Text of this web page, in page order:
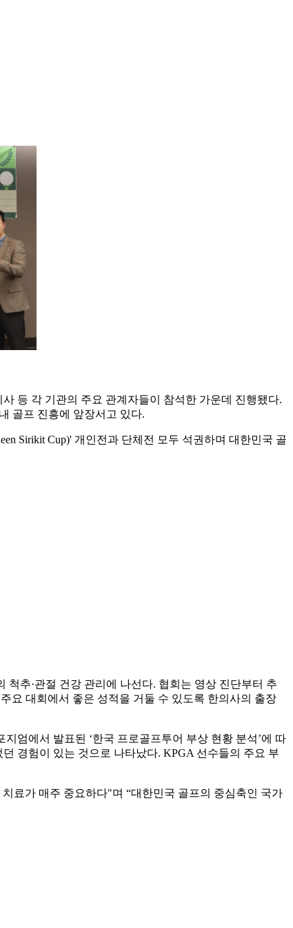
등 각 기관의 주요 관계자들이 참석한 가운데 진행됐다.
골프 진흥에 앞장서고 있다.
Sirikit Cup)' 개인전과 단체전 모두 석권하며 대한민국 골
추·관절 건강 관리에 나선다. 협회는 영상 진단부터 추
요 대회에서 좋은 성적을 거둘 수 있도록 한의사의 출장
엄에서 발표된 ‘한국 프로골프투어 부상 현황 분석’에 따
경험이 있는 것으로 나타났다. KPGA 선수들의 주요 부
료가 매주 중요하다"며 “대한민국 골프의 중심축인 국가